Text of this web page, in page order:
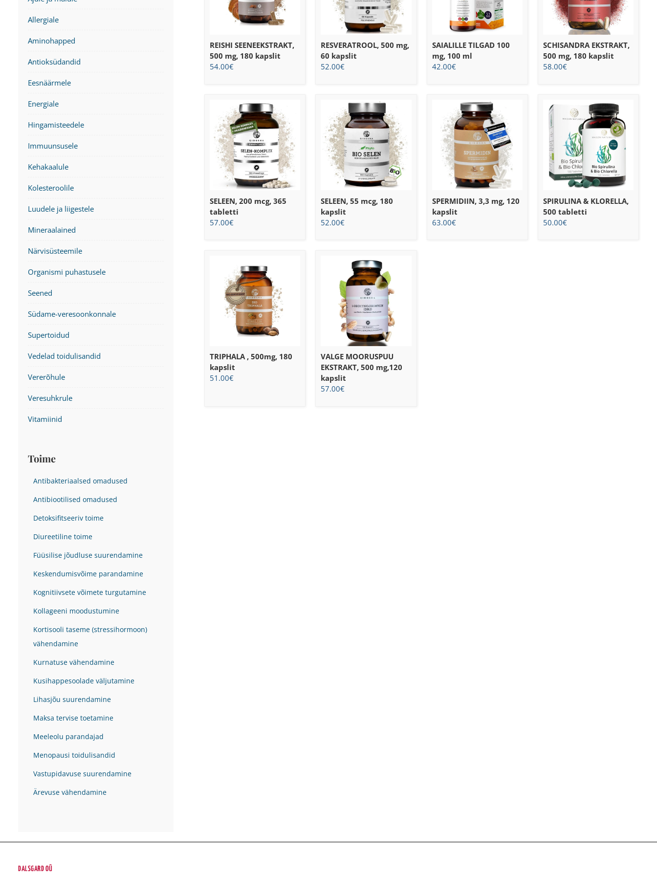
REISHI SEENEEKSTRAKT,
500 mg, 180 kapslit
54.00€
RESVERATROOL, 500 mg,
60 kapslit
52.00€
SAIALILLE TILGAD 100
mg, 100 ml
42.00€
SCHISANDRA EKSTRAKT,
500 mg, 180 kapslit
58.00€
SELEEN, 200 mcg, 365
tabletti
57.00€
SELEEN, 55 mcg, 180
kapslit
52.00€
SPERMIDIIN, 3,3 mg, 120
kapslit
63.00€
SPIRULINA & KLORELLA,
500 tabletti
50.00€
TRIPHALA , 500mg, 180
kapslit
51.00€
VALGE MOORUSPUU
EKSTRAKT, 500 mg,120
kapslit
57.00€
Allergiale
Aminohapped
Antioksüdandid
Eesnäärmele
Energiale
Hingamisteedele
Immuunsusele
Kehakaalule
Kolesteroolile
Luudele ja liigestele
Mineraalained
Närvisüsteemile
Organismi puhastusele
Seened
Südame-veresoonkonnale
Supertoidud
Vedelad toidulisandid
Vererõhule
Veresuhkrule
Vitamiinid
Toime
Antibakteriaalsed omadused
Antibiootilised omadused
Detoksifitseeriv toime
Diureetiline toime
Füüsilise jõudluse suurendamine
Keskendumisvõime parandamine
Kognitiivsete võimete turgutamine
Kollageeni moodustumine
Kortisooli taseme (stressihormoon)
vähendamine
Kurnatuse vähendamine
Kusihappesoolade väljutamine
Lihasjõu suurendamine
Maksa tervise toetamine
Meeleolu parandajad
Menopausi toidulisandid
Vastupidavuse suurendamine
Ärevuse vähendamine
DALSGARD OÜ